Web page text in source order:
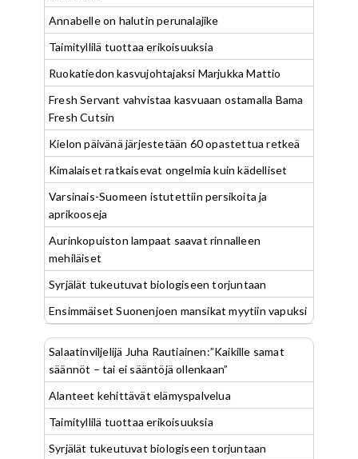
Annabelle on halutin perunalajike
Taimityllilä tuottaa erikoisuuksia
Ruokatiedon kasvujohtajaksi Marjukka Mattio
Fresh Servant vahvistaa kasvuaan ostamalla Bama
Fresh Cutsin
Kielon päivänä järjestetään 60 opastettua retkeä
Kimalaiset ratkaisevat ongelmia kuin kädelliset
Varsinais-Suomeen istutettiin persikoita ja
aprikooseja
Aurinkopuiston lampaat saavat rinnalleen
mehiläiset
Syrjälät tukeutuvat biologiseen torjuntaan
Ensimmäiset Suonenjoen mansikat myytiin vapuksi
Salaatinviljelijä Juha Rautiainen:”Kaikille samat
säännöt – tai ei sääntöjä ollenkaan”
Alanteet kehittävät elämyspalvelua
Taimityllilä tuottaa erikoisuuksia
Syrjälät tukeutuvat biologiseen torjuntaan